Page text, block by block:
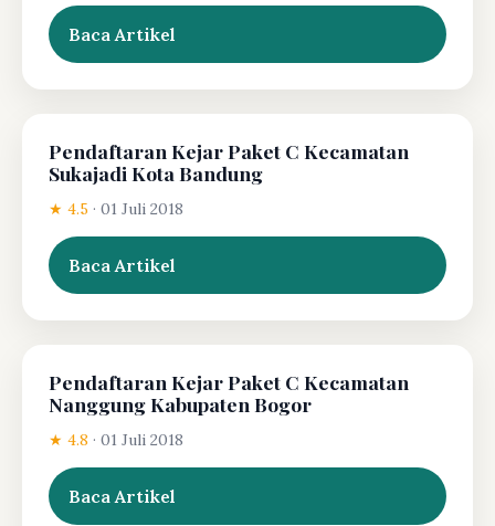
Baca Artikel
Pendaftaran Kejar Paket C Kecamatan
Sukajadi Kota Bandung
★ 4.5 · 01 Juli 2018
Baca Artikel
Pendaftaran Kejar Paket C Kecamatan
Nanggung Kabupaten Bogor
★ 4.8 · 01 Juli 2018
Baca Artikel